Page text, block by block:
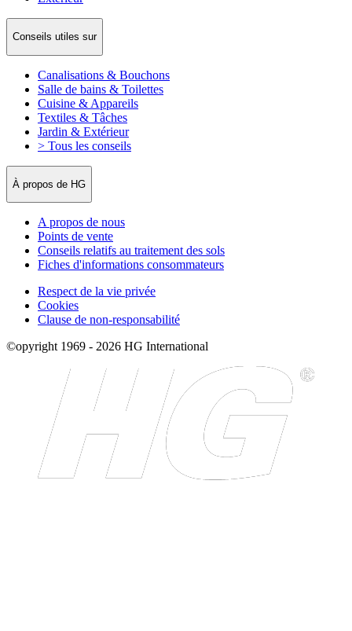
Conseils utiles sur
Canalisations & Bouchons
Salle de bains & Toilettes
Cuisine & Appareils
Textiles & Tâches
Jardin & Extérieur
> Tous les conseils
À propos de HG
A propos de nous
Points de vente
Conseils relatifs au traitement des sols
Fiches d'informations consommateurs
Respect de la vie privée
Cookies
Clause de non-responsabilité
©opyright 1969 - 2026 HG International